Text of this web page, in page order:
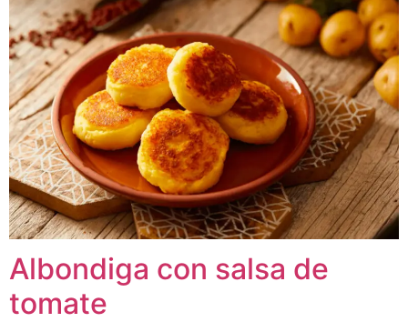
Albondiga con salsa de
tomate